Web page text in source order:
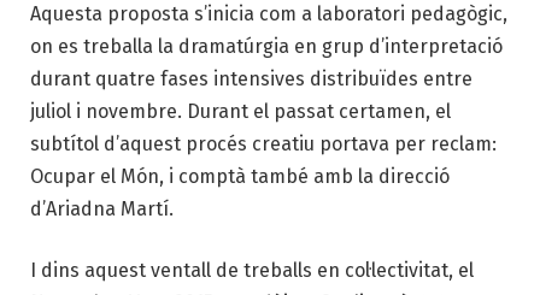
Aquesta proposta s’inicia com a laboratori pedagògic,
on es treballa la dramatúrgia en grup d’interpretació
durant quatre fases intensives distribuïdes entre
juliol i novembre. Durant el passat certamen, el
subtítol d’aquest procés creatiu portava per reclam:
Ocupar el Món, i comptà també amb la direcció
d’Ariadna Martí.
I dins aquest ventall de treballs en col·lectivitat, el